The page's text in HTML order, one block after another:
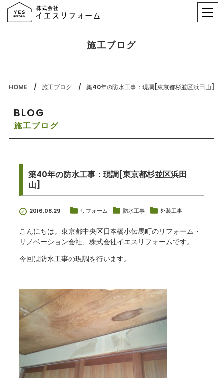
施工ブログ
HOME 施工ブログ 築40年の防水工事：現調[東京都杉並区浜田山]
BLOG
施工ブログ
築40年の防水工事：現調[東京都杉並区浜田
山]
2016.08.29 リフォーム 防水工事 外装工事
こんにちは。東京都中央区日本橋小伝馬町のリフォーム・
リノベーション会社、株式会社イエスリフォームです。
今回は防水工事の現調を行います。